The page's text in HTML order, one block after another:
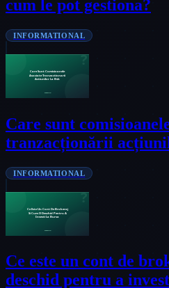
cum le pot gestiona?
INFORMATIONAL
Care sunt
tranzacționării
INFORMATIONAL
Ce este un cont de
deschid pentru a